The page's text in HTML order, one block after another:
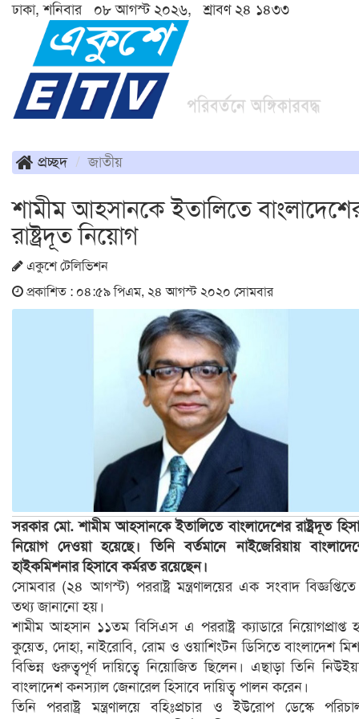
ঢাকা, শনিবার ০৮ আগস্ট ২০২৬, শ্রাবণ ২৪ ১৪৩৩
প্রচ্ছদ জাতীয়
শামীম আহসানকে ইতালিতে
রাষ্ট্রদূত নিয়োগ
একুশে টেলিভিশন
প্রকাশিত : ০৪:৫৯ পিএম, ২৪ আগস্ট ২০২০ সোমবার
সরকার মো. শামীম আহসানকে ইতালিতে বাংলাদেশের রাষ্ট্রদূত
নিয়োগ দেওয়া হয়েছে। তিনি বর্তমানে নাইজেরিয়ায়
হাইকমিশনার হিসাবে কর্মরত রয়েছেন।
সোমবার (২৪ আগস্ট) পররাষ্ট্র মন্ত্রণালয়ের এক সংবাদ
তথ্য জানানো হয়।
শামীম আহসান ১১তম বিসিএস এ পররাষ্ট্র ক্যাডারে নিয়োগপ্রাপ্ত
কুয়েত, দোহা, নাইরোবি, রোম ও ওয়াশিংটন ডিসিতে বাংলাদেশ
বিভিন্ন গুরুত্বপূর্ণ দায়িত্বে নিয়োজিত ছিলেন। এছাড়া তিনি
বাংলাদেশ কনস্যাল জেনারেল হিসাবে দায়িত্ব পালন করেন।
তিনি পররাষ্ট্র মন্ত্রণালয়ে বহিঃপ্রচার ও ইউরোপ ডেস্কে